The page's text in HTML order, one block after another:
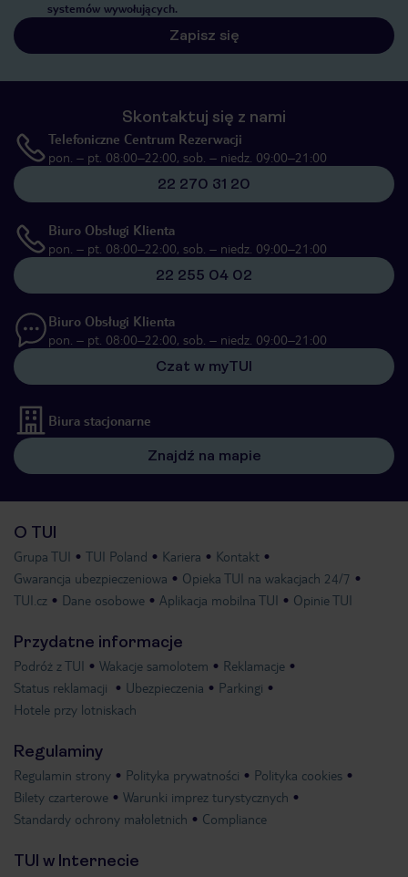
systemów wywołujących.
Zapisz się
Skontaktuj się z nami
Telefoniczne Centrum Rezerwacji
pon. – pt. 08:00–22:00, sob. – niedz. 09:00–21:00
22 270 31 20
Biuro Obsługi Klienta
pon. – pt. 08:00–22:00, sob. – niedz. 09:00–21:00
22 255 04 02
Biuro Obsługi Klienta
pon. – pt. 08:00–22:00, sob. – niedz. 09:00–21:00
Czat w myTUI
Biura stacjonarne
Znajdź na mapie
O TUI
Grupa TUI TUI Poland Kariera
Kontakt
Gwarancja ubezpieczeniowa
Opieka TUI na wakacjach 24/7
TUI.cz
Dane osobowe Aplikacja mobilna TUI Opinie TUI
Przydatne informacje
Podróż z TUI Wakacje samolotem
Reklamacje
Status reklamacji
Ubezpieczenia
Parkingi
Hotele przy lotniskach
Regulaminy
Regulamin strony Polityka prywatności
Polityka cookies
Bilety czarterowe
Warunki imprez turystycznych
Standardy ochrony małoletnich
Compliance
TUI w Internecie